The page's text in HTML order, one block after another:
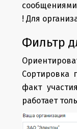
! Для
Фильтр
Сортировка
факт
работает